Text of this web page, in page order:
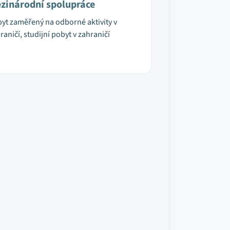
spolupráce
zaměřený na odborné aktivity v
studijní pobyt v zahraničí